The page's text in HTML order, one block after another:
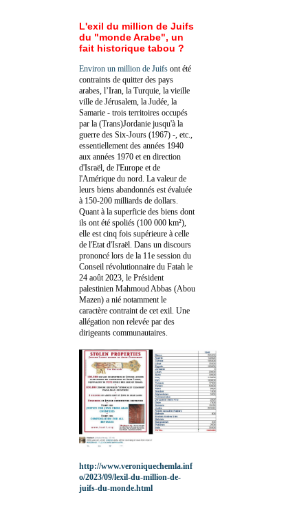
L'exil du million de Juifs
du "monde Arabe", un
fait historique tabou ?
Environ un million de Juifs ont été
contraints de quitter des pays
arabes, l’Iran, la Turquie, la vieille
ville de Jérusalem, la Judée, la
Samarie - trois territoires occupés
par la (Trans)Jordanie jusqu'à la
guerre des Six-Jours (1967) -, etc.,
essentiellement des années 1940
aux années 1970 et en direction
d'Israël, de l'Europe et de
l'Amérique du nord. La valeur de
leurs biens abandonnés est évaluée
à 150-200 milliards de dollars.
Quant à la superficie des biens dont
ils ont été spoliés (100 000 km²),
elle est cinq fois supérieure à celle
de l'Etat d'Israël. Dans un discours
prononcé lors de la 11e session du
Conseil révolutionnaire du Fatah le
24 août 2023, le Président
palestinien Mahmoud Abbas (Abou
Mazen) a nié notamment le
caractère contraint de cet exil. Une
allégation non relevée par des
dirigeants communautaires.
http://www.veroniquechemla.inf
o/2023/09/lexil-du-million-de-
juifs-du-monde.html